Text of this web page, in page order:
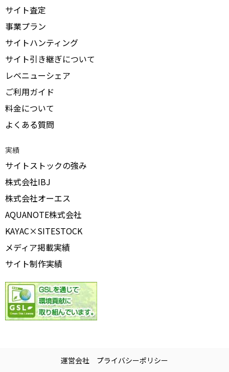
サイト査定
事業プラン
サイトハンティング
サイト引き継ぎについて
レベニューシェア
ご利用ガイド
料金について
よくある質問
実績
サイトストックの強み
株式会社IBJ
株式会社オーエス
AQUANOTE株式会社
KAYAC×SITESTOCK
メディア掲載実績
サイト制作実績
運営会社 プライバシーポリシー